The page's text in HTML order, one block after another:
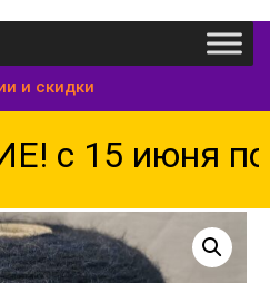
и скидки
15 июня по